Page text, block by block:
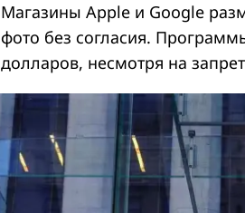
Магазины Apple и Google
фото без согласия.
долларов, несмотря на